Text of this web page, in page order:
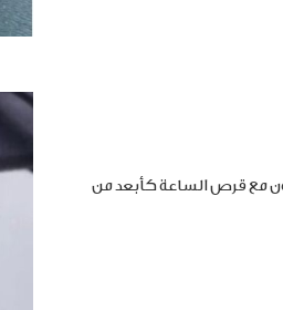
مع قرص الساعة كأبعد من